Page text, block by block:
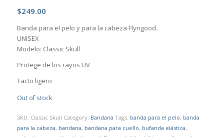
$249.00
Banda para el pelo y para la cabeza Flyngood.
UNISEX
Modelo: Classic Skull
Protege de los rayos UV
Tacto ligero
Out of stock
SKU: Classic Skull Category: Bandana Tags: banda para el pelo, banda
para la cabeza, bandana, bandana para cuello, bufanda elástica,